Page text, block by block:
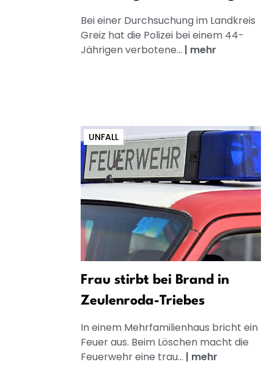
Bei einer Durchsuchung im Landkreis
Greiz hat die Polizei bei einem 44-
Jährigen verbotene... | mehr
UNFALL
Frau stirbt bei Brand in
Zeulenroda-Triebes
In einem Mehrfamilienhaus bricht ein
Feuer aus. Beim Löschen macht die
Feuerwehr eine trau... | mehr